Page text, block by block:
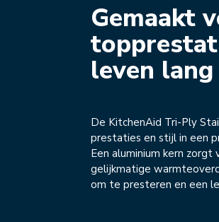
Gemaakt
leven lang
De KitchenAid Tri-Ply
prestaties en stijl in een
Een aluminium kern
gelijkmatige
om te presteren en een